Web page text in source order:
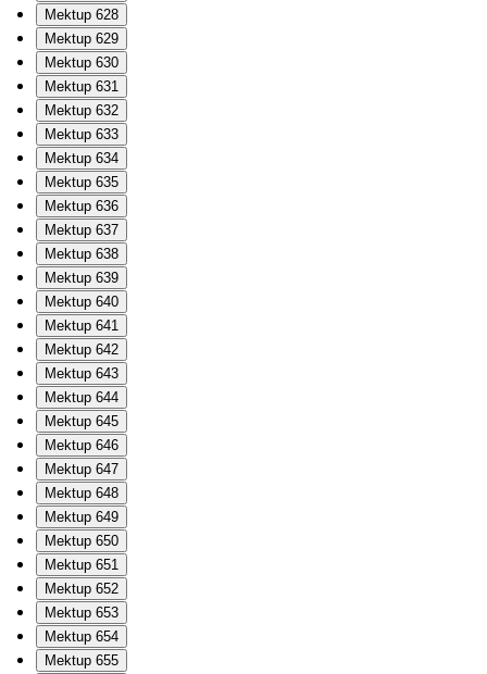
Mektup 628
Mektup 629
Mektup 630
Mektup 631
Mektup 632
Mektup 633
Mektup 634
Mektup 635
Mektup 636
Mektup 637
Mektup 638
Mektup 639
Mektup 640
Mektup 641
Mektup 642
Mektup 643
Mektup 644
Mektup 645
Mektup 646
Mektup 647
Mektup 648
Mektup 649
Mektup 650
Mektup 651
Mektup 652
Mektup 653
Mektup 654
Mektup 655